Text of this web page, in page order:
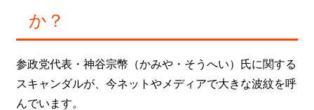
か？
参政党代表・神谷宗幣（かみや・そうへい）氏に関する
スキャンダルが、今ネットやメディアで大きな波紋を呼
んでいます。